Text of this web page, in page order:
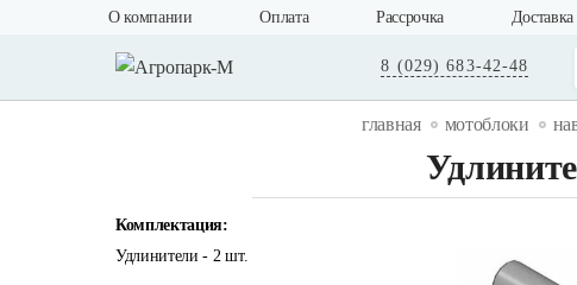
О компании Оплата Рассрочка Доставка
8 (029) 683-42-48
главная мотоблоки
Комплектация:
Удлинители - 2 шт.